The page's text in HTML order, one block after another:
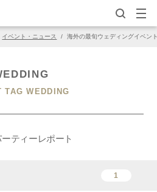
イベント・ニュース / 海外の最旬ウェディングイベン
TAG WEDDING
ティーレポート
1